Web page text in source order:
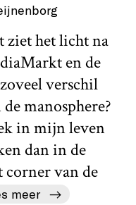
ziet het licht na
en de
verschil
manosphere?
in mijn leven
dan in de
corner van de
meer